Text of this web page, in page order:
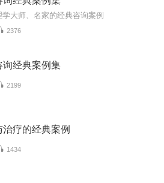
学大师、名家的经典咨询案例
2376
询经典案例集
2199
疗的经典案例
1434